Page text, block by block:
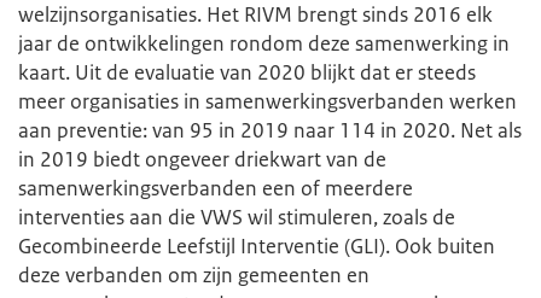
welzijnsorganisaties. Het RIVM brengt sinds 2016 elk
jaar de ontwikkelingen rondom deze samenwerking in
kaart. Uit de evaluatie van 2020 blijkt dat er steeds
meer organisaties in samenwerkingsverbanden werken
aan preventie: van 95 in 2019 naar 114 in 2020. Net als
in 2019 biedt ongeveer driekwart van de
samenwerkingsverbanden een of meerdere
interventies aan die VWS wil stimuleren, zoals de
Gecombineerde Leefstijl Interventie (GLI). Ook buiten
deze verbanden om zijn gemeenten en